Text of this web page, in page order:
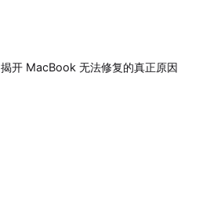
揭开 MacBook 无法修复的真正原因